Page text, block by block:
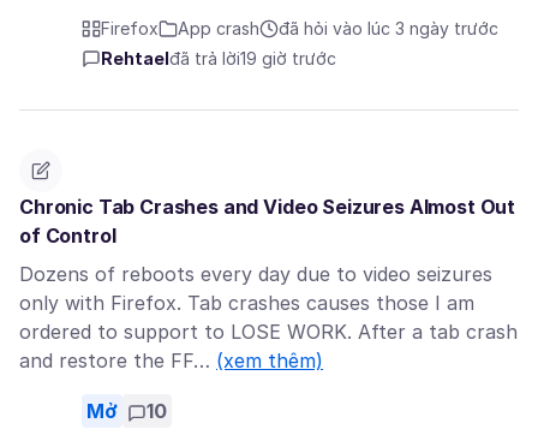
Firefox App crash
đã hỏi vào lúc 3 ngày trước
Rehtael đã trả lời19 giờ trước
Chronic Tab Crashes and Video Seizures Almost Out
of Control
Dozens of reboots every day due to video seizures
only with Firefox. Tab crashes causes those I am
ordered to support to LOSE WORK. After a tab crash
and restore the FF… (xem thêm)
Mở 10